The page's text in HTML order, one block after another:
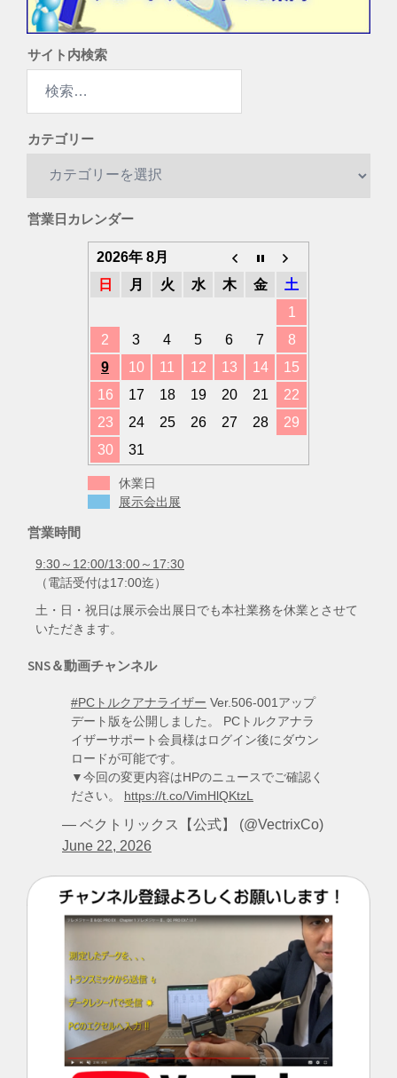
サイト内検索
カテゴリー
リ
営業日カレンダー
2026年 8月
日
月 火 水 木 金
土
1
2
3 4 5 6 7
8
9
10 11 12 13 14
15
16
17 18 19 20 21
22
23
24 25 26 27 28
29
30
31
休業日
展示会出展
営業時間
9:30～12:00/13:00～17:30
（電話受付は17:00迄）
土・日・祝日は展示会出展日でも本社業務を休業とさせて
いただきます。
SNS＆動画チャンネル
#PCトルクアナライザー Ver.506-001アップ
デート版を公開しました。 PCトルクアナラ
イザーサポート会員様はログイン後にダウン
ロードが可能です。
▼今回の変更内容はHPのニュースでご確認く
ださい。 https://t.co/VimHlQKtzL
— ベクトリックス【公式】 (@VectrixCo)
June 22, 2026